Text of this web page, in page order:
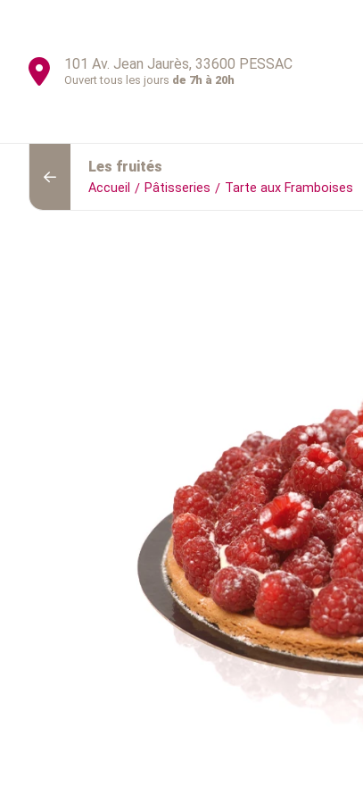
101 Av. Jean Jaurès, 33600 PESSAC
Ouvert tous les jours de 7h à 20h
Les fruités
Accueil Pâtisseries Tarte aux Framboises